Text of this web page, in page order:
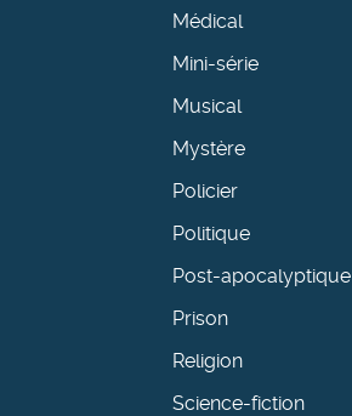
Médical
Mini-série
Musical
Mystère
Policier
Politique
Post-apocalyptique
Prison
Religion
Science-fiction